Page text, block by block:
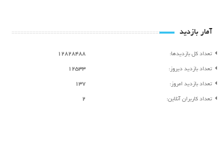
آمار بازدید
تعداد کل بازدیدها: 12828488
تعداد بازدید دیروز: 12533
تعداد بازدید امروز: 137
تعداد کاربران آنلاین: 2